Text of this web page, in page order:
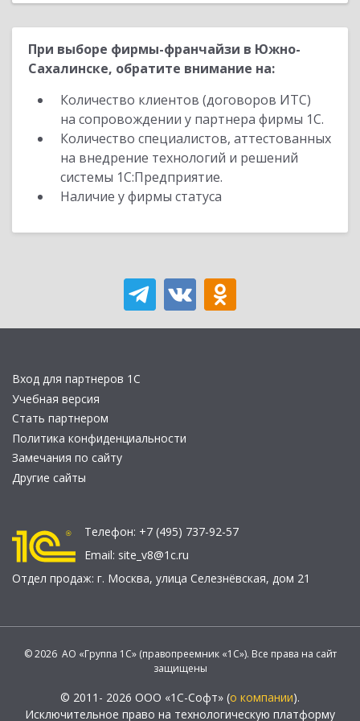
При выборе фирмы-франчайзи в Южно-
Сахалинске, обратите внимание на:
Количество клиентов (договоров ИТС)
на сопровождении у партнера фирмы 1С.
Количество специалистов, аттестованных
на внедрение технологий и решений
системы 1С:Предприятие.
Наличие у фирмы статуса
Вход для партнеров 1С
Учебная версия
Стать партнером
Политика конфиденциальности
Замечания по сайту
Другие сайты
Телефон: +7 (495) 737-92-57
Email: site_v8@1c.ru
Отдел продаж: г. Москва, улица Селезнёвская, дом 21
© 2026 АО «Группа 1С» (правопреемник «1С»). Все права на сайт
защищены
© 2011- 2026 ООО «1С-Софт» (о компании).
Исключительное право на технологическую платформу